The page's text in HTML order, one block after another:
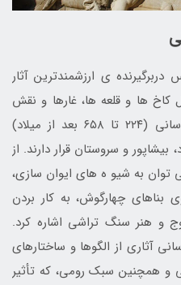
ی ارزشمندترین آثار
ها و قلعه ها، غارها و نقش
برجسته های مربوط به دوران ساسانی (۲۲۴ تا ۶۵۸ بعد از میلاد)
و سروستان قرار دارند. از
به شیو ه های ایوان سازی،
بناهای چهارگوش، به کار بردن
و هنر سنگ تراشی اشاره کرد.
آثاری از الگوها و ساختارهای
و همچنین سبک رومی، که تأثیر